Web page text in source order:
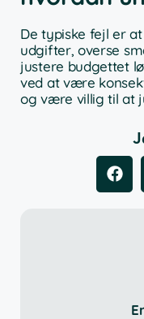
De typiske fejl er
udgifter, overse
justere budgettet
ved at være
og være villig til at